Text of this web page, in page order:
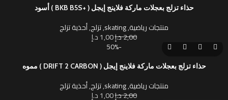
حذاء تزلج بعجلات ماركة فلاينج إيجل ( +BKB B5S ) أسود
منتجات رياضية,
skating
,تزلج,أحذية تزلج
2,00د.إ1,00د.إ
-50%
حذاء تزلج بعجلات ماركة فلاينج إيجل ( DRIFT 2 CARBON ) مموه
منتجات رياضية,
skating
,تزلج,أحذية تزلج
2,00د.إ1,00د.إ